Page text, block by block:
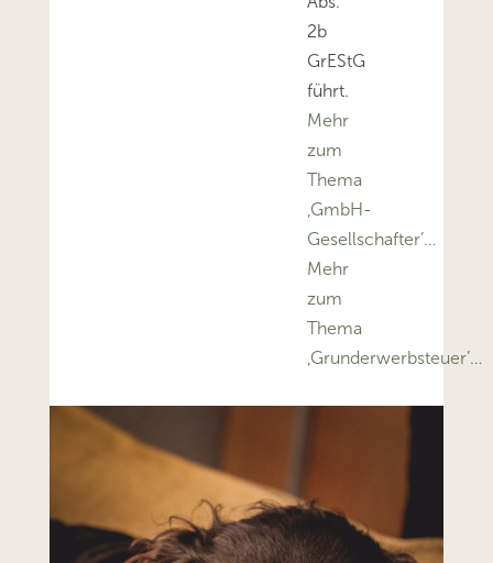
2b
GrEStG
führt.
Mehr
zum
Thema
‚GmbH-
Gesellschafter’…
Mehr
zum
Thema
‚Grunderwerbsteuer’…